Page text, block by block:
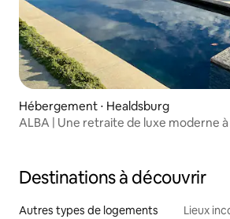
Hébergement ⋅ Healdsburg
ALBA | Une retraite de luxe moderne
Destinations à découvrir
Autres types de logements Lieux